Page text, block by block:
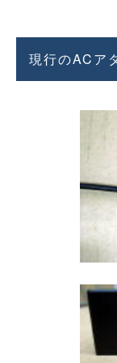
現行のACア